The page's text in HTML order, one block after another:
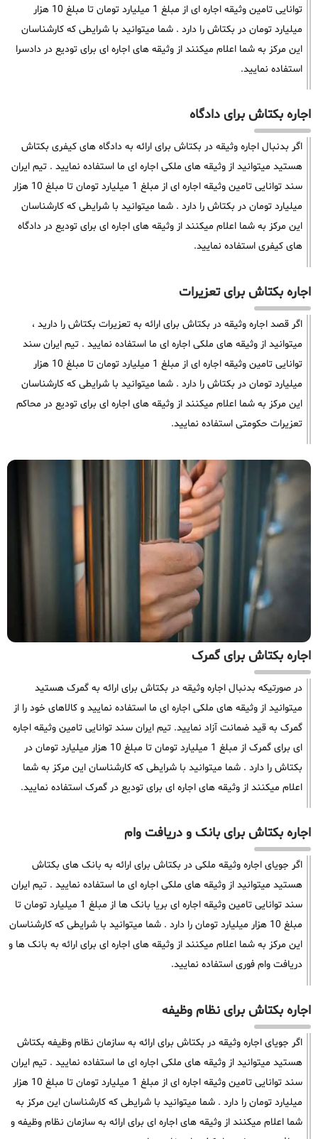
توانایی تامین وثیقه اجاره ای از مبلغ 1 میلیارد تومان تا مبلغ 10 هزار
میلیارد تومان در بکتاش را دارد . شما میتوانید با شرایطی که کارشناسان
این مرکز به شما اعلام میکنند از وثیقه های اجاره ای برای تودیع در دادسرا
استفاده نمایید.
اجاره بکتاش برای دادگاه
اگر بدنبال اجاره وثیقه در بکتاش برای ارائه به دادگاه های کیفری بکتاش
هستید میتوانید از وثیقه های ملکی اجاره ای ما استفاده نمایید . تیم ایران
سند توانایی تامین وثیقه اجاره ای از مبلغ 1 میلیارد تومان تا مبلغ 10 هزار
میلیارد تومان در بکتاش را دارد . شما میتوانید با شرایطی که کارشناسان
این مرکز به شما اعلام میکنند از وثیقه های اجاره ای برای تودیع در دادگاه
های کیفری استفاده نمایید.
اجاره بکتاش برای تعزیرات
اگر قصد اجاره وثیقه در بکتاش برای ارائه به تعزیرات بکتاش را دارید ،
میتوانید از وثیقه های ملکی اجاره ای ما استفاده نمایید . تیم ایران سند
توانایی تامین وثیقه اجاره ای از مبلغ 1 میلیارد تومان تا مبلغ 10 هزار
میلیارد تومان در بکتاش را دارد . شما میتوانید با شرایطی که کارشناسان
این مرکز به شما اعلام میکنند از وثیقه های اجاره ای برای تودیع در محاکم
تعزیرات حکومتی استفاده نمایید.
اجاره بکتاش برای گمرک
در صورتیکه بدنبال اجاره وثیقه در بکتاش برای ارائه به گمرک هستید
میتوانید از وثیقه های ملکی اجاره ای ما استفاده نمایید و کالاهای خود را از
گمرک به قید ضمانت آزاد نمایید. تیم ایران سند توانایی تامین وثیقه اجاره
ای برای گمرک از مبلغ 1 میلیارد تومان تا مبلغ 10 هزار میلیارد تومان در
بکتاش را دارد . شما میتوانید با شرایطی که کارشناسان این مرکز به شما
اعلام میکنند از وثیقه های اجاره ای برای تودیع در گمرک استفاده نمایید.
اجاره بکتاش برای بانک و دریافت وام
اگر جویای اجاره وثیقه ملکی در بکتاش برای ارائه به بانک های بکتاش
هستید میتوانید از وثیقه های ملکی اجاره ای ما استفاده نمایید . تیم ایران
سند توانایی تامین وثیقه اجاره ای بریا بانک ها از مبلغ 1 میلیارد تومان تا
مبلغ 10 هزار میلیارد تومان را دارد . شما میتوانید با شرایطی که کارشناسان
این مرکز به شما اعلام میکنند از وثیقه های اجاره ای برای ارائه به بانک ها و
دریافت وام فوری استفاده نمایید.
اجاره بکتاش برای نظام وظیفه
اگر جویای اجاره وثیقه در بکتاش برای ارائه به سازمان نظام وظیفه بکتاش
هستید میتوانید از وثیقه های ملکی اجاره ای ما استفاده نمایید . تیم ایران
سند توانایی تامین وثیقه اجاره ای از مبلغ 1 میلیارد تومان تا مبلغ 10 هزار
میلیارد تومان را دارد . شما میتوانید با شرایطی که کارشناسان این مرکز به
شما اعلام میکنند از وثیقه های اجاره ای برای ارائه به سازمان نظام وظیفه و